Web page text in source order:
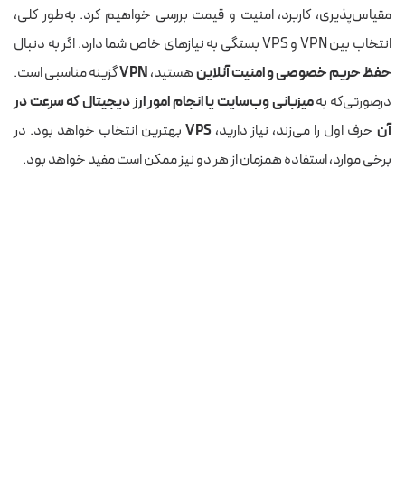
حریم خصوصی
محدود به
تدابیر حفظ
حریم خصوصی
اعمال شده
با رمزگذاری ترافیک داده‌ها، حریم
خصوصی را افزایش می‌دهد
امنیت
به پیکربندی و
به‌روزرسانی
سرور بستگی
دارد
داده‌ها را برای محافظت در برابر
شنود رمزگذاری می‌کند
مقیاس‌پذیری، کاربرد، امنیت و قیمت بررسی خواهیم کرد. به‌طور کلی،
انتخاب بین VPN و VPS بستگی به نیازهای خاص شما دارد. اگر به دنبال
حفظ حریم خصوصی و امنیت آنلاینهستید،VPNگزینه مناسبی است.
درصورتی‌که بهمیزبانی وب‌سایت یا انجام امور ارز دیجیتال که سرعت در
آنحرف اول را می‌زند، نیاز دارید،VPS بهترین انتخاب خواهد بود. در
برخی موارد، استفاده همزمان از هر دو نیز ممکن است مفید خواهد بود.